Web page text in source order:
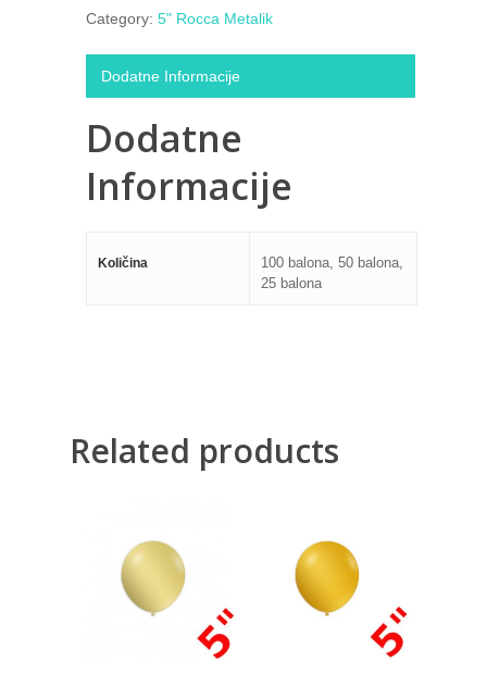
Category: 5" Rocca Metalik
Dodatne Informacije
Dodatne
Informacije
Količina
100 balona, 50 balona,
25 balona
Related products
200,00RSD
600,00
RSD
200,00RSD
600,00
RSD